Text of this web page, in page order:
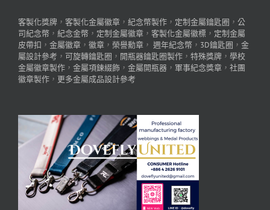
客製化獎牌 ， 客製化金屬徽章 ， 紀念幣製作 ， 定制金屬鑰匙圈 ， 公
司紀念幣 ， 紀念金幣 ， 定制金屬徽章 ， 客製化金屬徽標 ， 定制金屬
皮帶扣 ， 金屬徽章 ， 徽章 ， 榮譽勳章 ， 週年紀念幣 ， 3D鑰匙圈 ， 金
屬設計參考 ， 可旋轉鑰匙圈 ， 開瓶器鑰匙圈製作 ， 特殊獎牌 ， 學校
金屬徽章製作 ， 金屬項鍊綴飾 ， 金屬開瓶器 ， 軍事紀念獎章 ， 社團
徽章製作 ， 更多金屬成品設計參考